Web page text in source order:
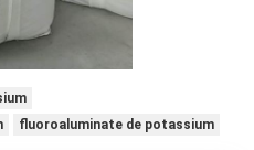
fluoroaluminate de potassium